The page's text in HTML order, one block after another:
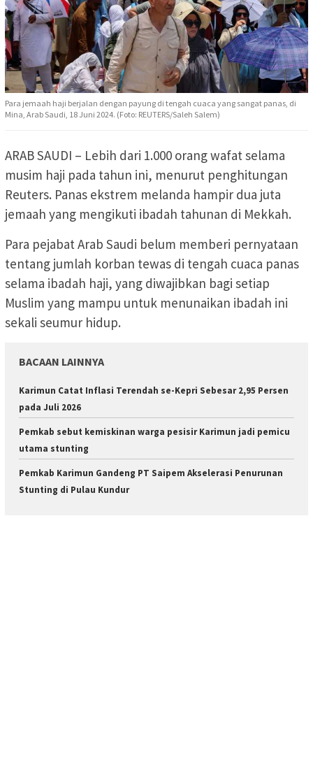
Para jemaah haji berjalan dengan payung di tengah cuaca yang sangat panas, di
Mina, Arab Saudi, 18 Juni 2024. (Foto: REUTERS/Saleh Salem)
ARAB SAUDI – Lebih dari 1.000 orang wafat selama
musim haji pada tahun ini, menurut penghitungan
Reuters. Panas ekstrem melanda hampir dua juta
jemaah yang mengikuti ibadah tahunan di Mekkah.
Para pejabat Arab Saudi belum memberi pernyataan
tentang jumlah korban tewas di tengah cuaca panas
selama ibadah haji, yang diwajibkan bagi setiap
Muslim yang mampu untuk menunaikan ibadah ini
sekali seumur hidup.
BACAAN LAINNYA
Karimun Catat Inflasi Terendah se-Kepri Sebesar 2,95 Persen
pada Juli 2026
Pemkab sebut kemiskinan warga pesisir Karimun jadi pemicu
utama stunting
Pemkab Karimun Gandeng PT Saipem Akselerasi Penurunan
Stunting di Pulau Kundur